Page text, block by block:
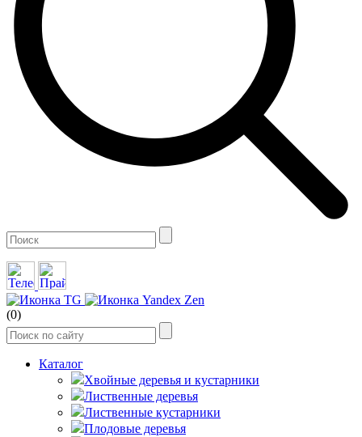
(0)
Каталог
Хвойные деревья и кустарники
Лиственные деревья
Лиственные кустарники
Плодовые деревья